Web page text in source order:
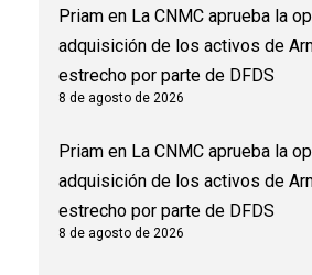
Priam en La CNMC aprueba la
adquisición de los activos de
estrecho por parte de DFDS
8 de agosto de 2026
Priam en La CNMC aprueba la
adquisición de los activos de
estrecho por parte de DFDS
8 de agosto de 2026